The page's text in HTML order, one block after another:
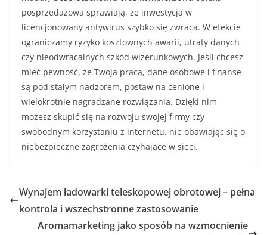
posprzedażowa sprawiają, że inwestycja w
licencjonowany antywirus szybko się zwraca. W efekcie
ograniczamy ryzyko kosztownych awarii, utraty danych
czy nieodwracalnych szkód wizerunkowych. Jeśli chcesz
mieć pewność, że Twoja praca, dane osobowe i finanse
są pod stałym nadzorem, postaw na cenione i
wielokrotnie nagradzane rozwiązania. Dzięki nim
możesz skupić się na rozwoju swojej firmy czy
swobodnym korzystaniu z internetu, nie obawiając się o
niebezpieczne zagrożenia czyhające w sieci.
Wynajem ładowarki teleskopowej obrotowej – pełna
kontrola i wszechstronne zastosowanie
Aromamarketing jako sposób na wzmocnienie